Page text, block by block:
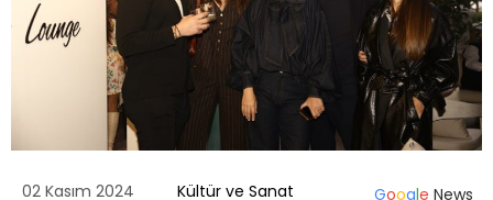
02 Kasım 2024 Kültür ve Sanat Google News